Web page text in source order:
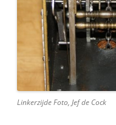
Linkerzijde Foto, Jef de Cock